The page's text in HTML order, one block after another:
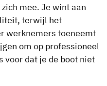
mee. Je wint aan
terwijl het
werknemers toeneemt
om op professioneel
voor dat je de boot niet